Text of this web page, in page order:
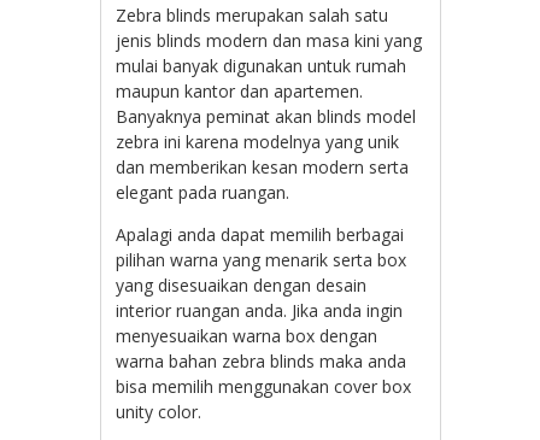
Zebra blinds merupakan salah satu
jenis blinds modern dan masa kini yang
mulai banyak digunakan untuk rumah
maupun kantor dan apartemen.
Banyaknya peminat akan blinds model
zebra ini karena modelnya yang unik
dan memberikan kesan modern serta
elegant pada ruangan.
Apalagi anda dapat memilih berbagai
pilihan warna yang menarik serta box
yang disesuaikan dengan desain
interior ruangan anda. Jika anda ingin
menyesuaikan warna box dengan
warna bahan zebra blinds maka anda
bisa memilih menggunakan cover box
unity color.